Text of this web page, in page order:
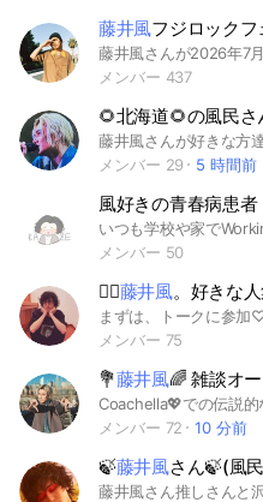
藤井風フジロックフェ
メンバー 437
🌻北海道🌻の風民
メンバー 29
5 時間前
風好きの青春病患者
メンバー 50
❤️‍🔥藤井風。好きな人
メンバー 75
💐藤井風🌈 雑談オ
メンバー 72
10 分前
🍃藤井風さん🍃(風